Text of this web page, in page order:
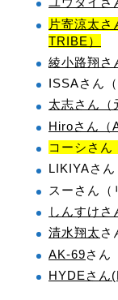
片寄涼太
TRIBE）
綾小路翔さ
ISSAさん
太志さん（
Hiroさん（
コーシさん
LIKIYAさん
スーさん（
しんすけさ
清水翔太 さ
AK-69さん
HYDEさん